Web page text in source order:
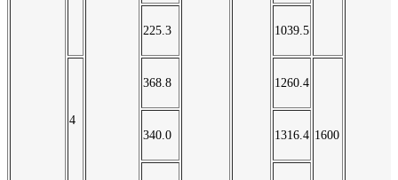
225.3 1039.5
4
368.8 1260.4
1600
340.0 1316.4